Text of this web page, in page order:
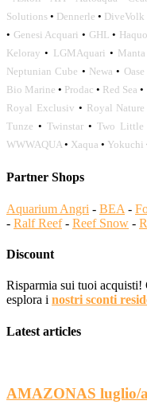
Solutions • Dennerle • DiveVolk
• Genesi Acquari • GHL •
Keloray • LGMAquari •
Neptunian Cube • Newa • Oase
Bio Marine • Prodac • Red Sea •
Royal Exclusiv • Royal Nature
Tunze • Twinstar • Two Little
WWWAQUA• Xaqua • Yokuchi
Partner Shops
Aquarium Angri - BEA -
- Ralf Reef- Reef Snow -
Discount
Risparmia sui tuoi acquisti!
esplora i nostri sconti
Latest articles
AMAZONAS luglio/